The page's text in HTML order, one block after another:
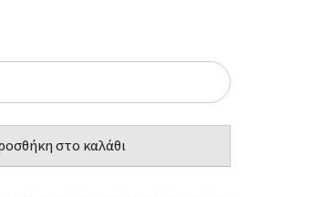
στο καλάθι